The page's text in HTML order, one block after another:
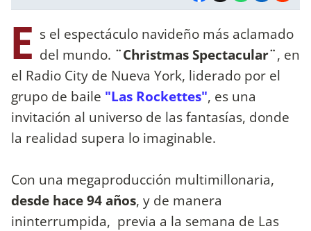
E s el espectáculo navideño más aclamado
del mundo. ¨Christmas Spectacular¨, en
el Radio City de Nueva York, liderado por el
grupo de baile "Las Rockettes", es una
invitación al universo de las fantasías, donde
la realidad supera lo imaginable.
Con una megaproducción multimillonaria,
desde hace 94 años, y de manera
ininterrumpida, previa a la semana de Las